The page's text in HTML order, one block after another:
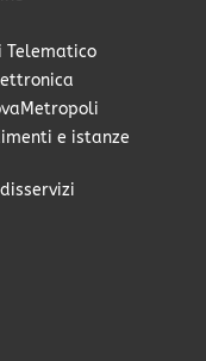
Telematico
e istanze